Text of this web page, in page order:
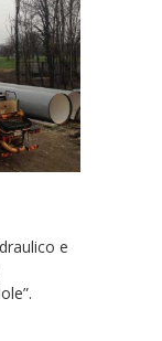
e